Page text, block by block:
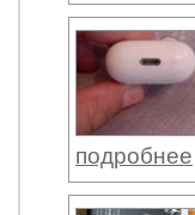
подробнее